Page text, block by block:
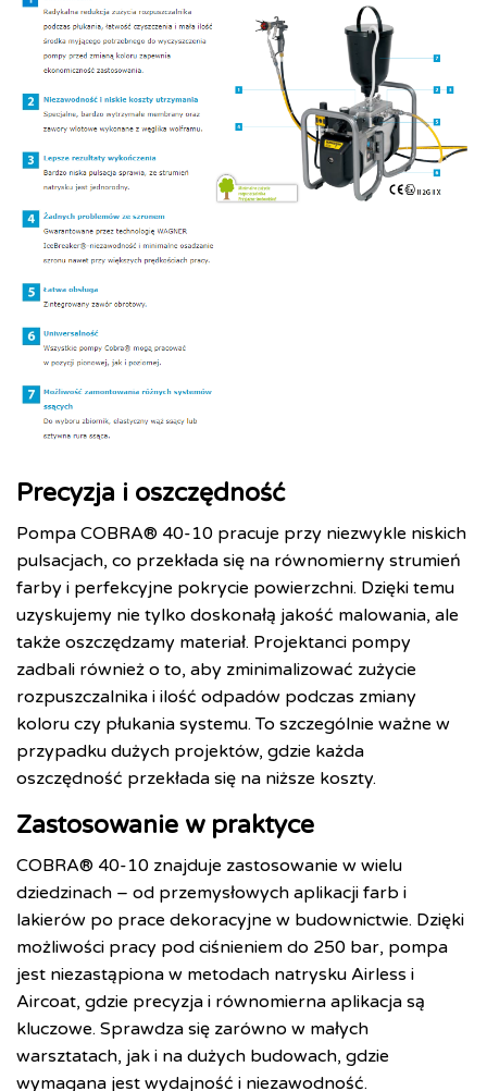
Precyzja i oszczędność
Pompa COBRA® 40-10 pracuje przy niezwykle niskich
pulsacjach, co przekłada się na równomierny strumień
farby i perfekcyjne pokrycie powierzchni. Dzięki temu
uzyskujemy nie tylko doskonałą jakość malowania, ale
także oszczędzamy materiał. Projektanci pompy
zadbali również o to, aby zminimalizować zużycie
rozpuszczalnika i ilość odpadów podczas zmiany
koloru czy płukania systemu. To szczególnie ważne w
przypadku dużych projektów, gdzie każda
oszczędność przekłada się na niższe koszty.
Zastosowanie w praktyce
COBRA® 40-10 znajduje zastosowanie w wielu
dziedzinach – od przemysłowych aplikacji farb i
lakierów po prace dekoracyjne w budownictwie. Dzięki
możliwości pracy pod ciśnieniem do 250 bar, pompa
jest niezastąpiona w metodach natrysku Airless i
Aircoat, gdzie precyzja i równomierna aplikacja są
kluczowe. Sprawdza się zarówno w małych
warsztatach, jak i na dużych budowach, gdzie
wymagana jest wydajność i niezawodność.